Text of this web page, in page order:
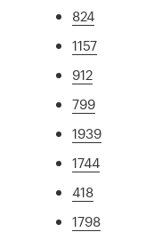
824
1157
912
799
1939
1744
418
1798